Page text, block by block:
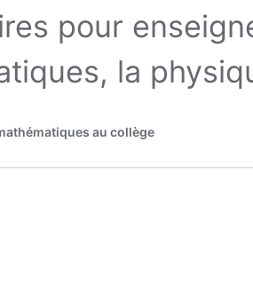
pour
la
au collège